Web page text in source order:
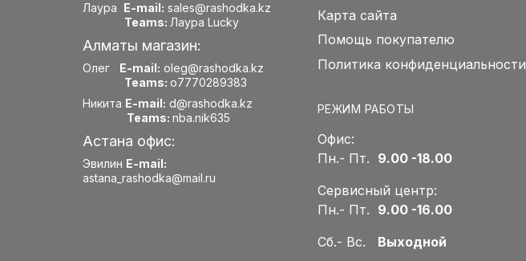
Лаура E-mail: sales@rashodka.kz
Teams: Лаура Lucky
Алматы магазин:
Олег E-mail: oleg@rashodka.kz
Teams: o7770289383
Никита E-mail: d@rashodka.kz
Teams: nba.nik635
Астана офис:
Эвилин E-mail:
astana_rashodka@mail.ru
Карта сайта
Помощь покупателю
Политика конфиденциальности
РЕЖИМ РАБОТЫ
Офис:
Пн.- Пт. 9.00 -18.00
Сервисный центр:
Пн.- Пт. 9.00 -16.00
Сб.- Вс. Выходной